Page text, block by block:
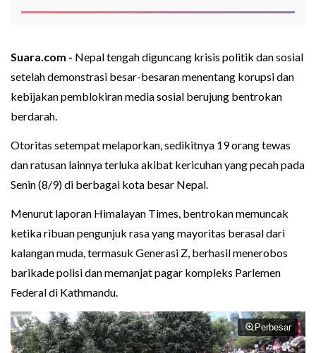
Suara.com - Nepal tengah diguncang krisis politik dan sosial
setelah demonstrasi besar-besaran menentang korupsi dan
kebijakan pemblokiran media sosial berujung bentrokan
berdarah.
Otoritas setempat melaporkan, sedikitnya 19 orang tewas
dan ratusan lainnya terluka akibat kericuhan yang pecah pada
Senin (8/9) di berbagai kota besar Nepal.
Menurut laporan Himalayan Times, bentrokan memuncak
ketika ribuan pengunjuk rasa yang mayoritas berasal dari
kalangan muda, termasuk Generasi Z, berhasil menerobos
barikade polisi dan memanjat pagar kompleks Parlemen
Federal di Kathmandu.
Perbesar